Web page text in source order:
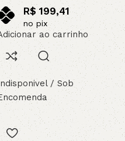
R$ 199,41
no pix
ao carrinho
/ Sob